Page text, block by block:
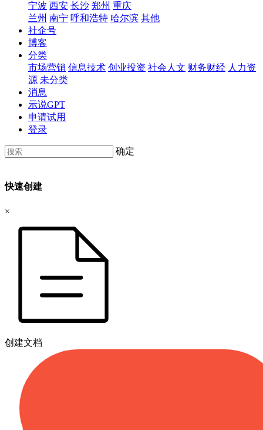
宁波 西安 长沙 郑州 重庆
兰州 南宁 呼和浩特 哈尔滨 其他
社企号
博客
分类
市场营销 信息技术 创业投资 社会人文 财务财经 人力资
源 未分类
消息
示说GPT
申请试用
登录
确定
快速创建
×
创建文档